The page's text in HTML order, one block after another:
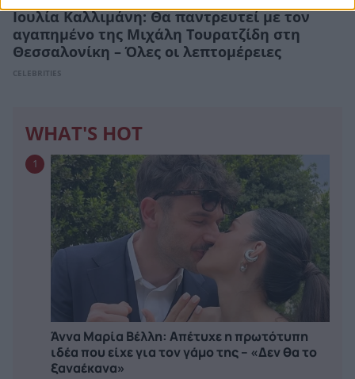
Ιουλία Καλλιμάνη: Θα παντρευτεί με τον
αγαπημένο της Μιχάλη Τουρατζίδη στη
Θεσσαλονίκη – Όλες οι λεπτομέρειες
CELEBRITIES
WHAT'S HOT
1
Άννα Μαρία Βέλλη: Απέτυχε η πρωτότυπη
ιδέα που είχε για τον γάμο της – «Δεν θα το
ξαναέκανα»